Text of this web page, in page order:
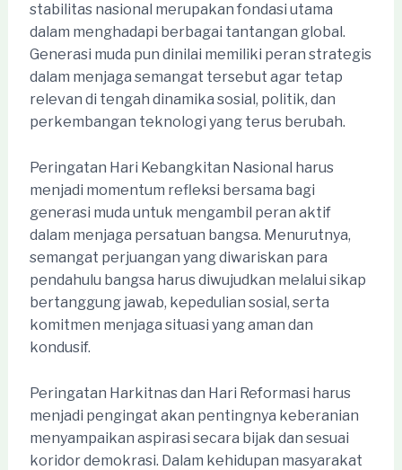
stabilitas nasional merupakan fondasi utama
dalam menghadapi berbagai tantangan global.
Generasi muda pun dinilai memiliki peran strategis
dalam menjaga semangat tersebut agar tetap
relevan di tengah dinamika sosial, politik, dan
perkembangan teknologi yang terus berubah.
Peringatan Hari Kebangkitan Nasional harus
menjadi momentum refleksi bersama bagi
generasi muda untuk mengambil peran aktif
dalam menjaga persatuan bangsa. Menurutnya,
semangat perjuangan yang diwariskan para
pendahulu bangsa harus diwujudkan melalui sikap
bertanggung jawab, kepedulian sosial, serta
komitmen menjaga situasi yang aman dan
kondusif.
Peringatan Harkitnas dan Hari Reformasi harus
menjadi pengingat akan pentingnya keberanian
menyampaikan aspirasi secara bijak dan sesuai
koridor demokrasi. Dalam kehidupan masyarakat